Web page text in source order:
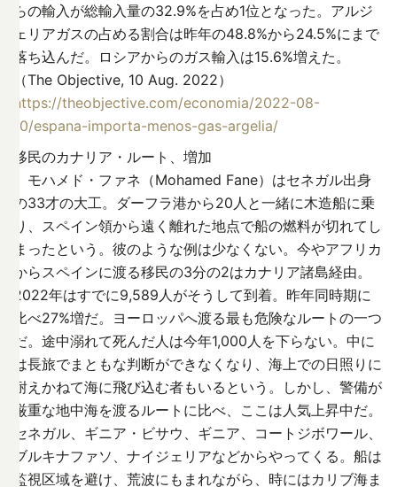
らの輸入が総輸入量の32.9%を占め1位となった。アルジ
ェリアガスの占める割合は昨年の48.8%から24.5%にまで
落ち込んだ。ロシアからのガス輸入は15.6%増えた。
（The Objective, 10 Aug. 2022）
https://theobjective.com/economia/2022-08-
10/espana-importa-menos-gas-argelia/
移民のカナリア・ルート、増加
モハメド・ファネ（Mohamed Fane）はセネガル出身
の33才の大工。ダーフラ港から20人と一緒に木造船に乗
り、スペイン領から遠く離れた地点で船の燃料が切れてし
まったという。彼のような例は少なくない。今やアフリカ
からスペインに渡る移民の3分の2はカナリア諸島経由。
2022年はすでに9,589人がそうして到着。昨年同時期に
比べ27%増だ。ヨーロッパへ渡る最も危険なルートの一つ
だ。途中溺れて死んだ人は今年1,000人を下らない。中に
は長旅でまともな判断ができなくなり、海上での日照りに
耐えかねて海に飛び込む者もいるという。しかし、警備が
厳重な地中海を渡るルートに比べ、ここは人気上昇中だ。
セネガル、ギニア・ビサウ、ギニア、コートジボワール、
ブルキナファソ、ナイジェリアなどからやってくる。船は
監視区域を避け、荒波にもまれながら、時にはカリブ海ま